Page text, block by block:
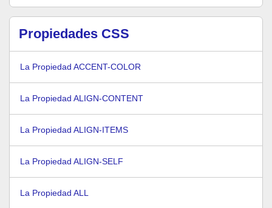
Propiedades CSS
La Propiedad ACCENT-COLOR
La Propiedad ALIGN-CONTENT
La Propiedad ALIGN-ITEMS
La Propiedad ALIGN-SELF
La Propiedad ALL